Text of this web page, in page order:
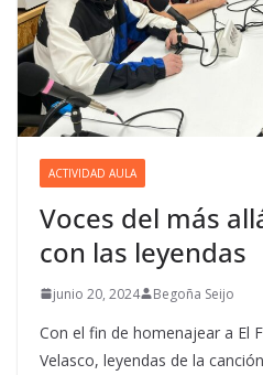
ACTIVIDAD AULA
Voces del más
con las leyendas
junio 20, 2024 Begoña Seijo
Con el fin de homenajear a El
Velasco, leyendas de la